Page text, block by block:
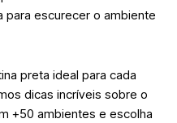
para escurecer o ambiente
preta ideal para cada
dicas incríveis sobre o
+50 ambientes e escolha